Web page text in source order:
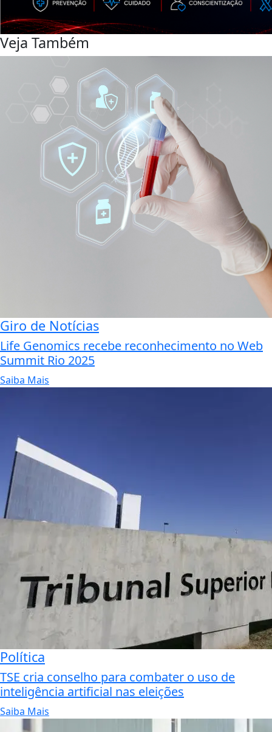
Veja Também
Giro de Notícias
Life Genomics recebe reconhecimento no Web
Summit Rio 2025
Saiba Mais
Política
TSE cria conselho para combater o uso de
inteligência artificial nas eleições
Saiba Mais